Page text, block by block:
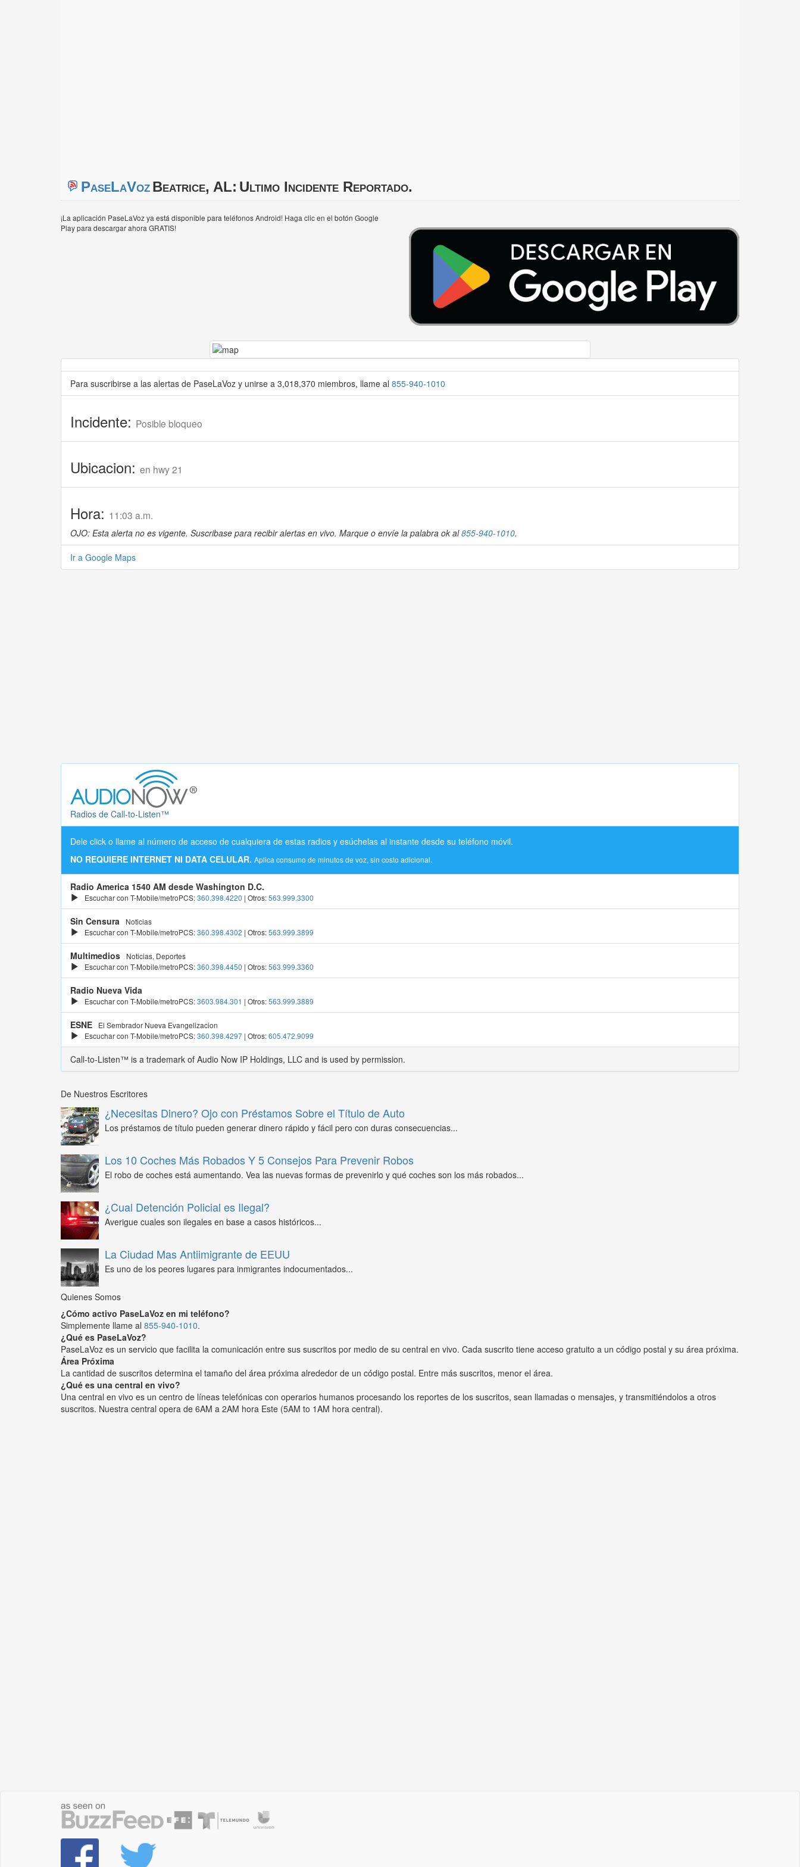
PaseLaVozBeatrice, AL: Ultimo Incidente Reportado.
¡La aplicación PaseLaVoz ya está disponible para teléfonos Android! Haga clic en el botón Google
Play para descargar ahora GRATIS!
Para suscribirse a las alertas de PaseLaVoz y unirse a 3,018,370 miembros, llame al 855-940-1010
Incidente: Posible bloqueo
Ubicacion: en hwy 21
Hora: 11:03 a.m.
OJO: Esta alerta no es vigente. Suscribase para recibir alertas en vivo. Marque o envíe la palabra ok al855-940-1010.
Ir a Google Maps
Radios de Call-to-Listen™
Dele click o llame al número de acceso de cualquiera de estas radios y esúchelas al instante desde su teléfono móvil.
NO REQUIERE INTERNET NI DATA CELULAR. Aplica consumo de minutos de voz, sin costo adicional.
Radio America 1540 AM desde Washington D.C.
Escuchar con T-Mobile/metroPCS:360.398.4220 | Otros:563.999.3300
Sin Censura
Noticias
Escuchar con T-Mobile/metroPCS:360.398.4302 | Otros:563.999.3899
Multimedios
Noticias, Deportes
Escuchar con T-Mobile/metroPCS:360.398.4450 | Otros:563.999.3360
Radio Nueva Vida
Escuchar con T-Mobile/metroPCS:3603.984.301 | Otros:563.999.3889
ESNE
El Sembrador Nueva Evangelizacion
Escuchar con T-Mobile/metroPCS:360.398.4297 | Otros:605.472.9099
Call-to-Listen™ is a trademark of Audio Now IP Holdings, LLC and is used by permission.
De Nuestros Escritores
¿Necesitas Dinero? Ojo con Préstamos Sobre el Título de Auto
Los préstamos de título pueden generar dinero rápido y fácil pero con duras consecuencias...
Los 10 Coches Más Robados Y 5 Consejos Para Prevenir Robos
El robo de coches está aumentando. Vea las nuevas formas de prevenirlo y qué coches son los más robados...
¿Cual Detención Policial es Ilegal?
Averigue cuales son ilegales en base a casos históricos...
La Ciudad Mas Antiimigrante de EEUU
Es uno de los peores lugares para inmigrantes indocumentados...
Quienes Somos
¿Cómo activo PaseLaVoz en mi teléfono?
Simplemente llame al 855-940-1010.
¿Qué es PaseLaVoz?
PaseLaVoz es un servicio que facilita la comunicación entre sus suscritos por medio de su central en vivo. Cada suscrito tiene acceso gratuito a un código postal y su área próxima.
Área Próxima
La cantidad de suscritos determina el tamaño del área próxima alrededor de un código postal. Entre más suscritos, menor el área.
¿Qué es una central en vivo?
Una central en vivo es un centro de líneas telefónicas con operarios humanos procesando los reportes de los suscritos, sean llamadas o mensajes, y transmitiéndolos a otros
suscritos. Nuestra central opera de 6AM a 2AM hora Este (5AM to 1AM hora central).